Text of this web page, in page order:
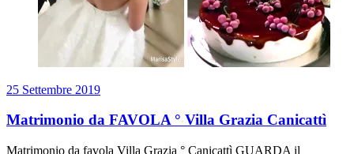
25 Settembre 2019
Matrimonio da FAVOLA ° Villa Grazia Canicattì
Matrimonio da favola Villa Grazia ° Canicattì GUARDA il